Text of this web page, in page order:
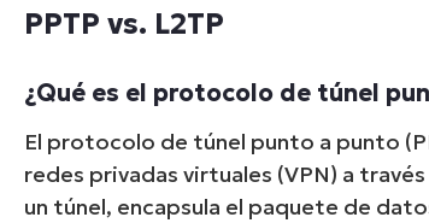
PPTP vs. L2TP
¿Qué es el protocolo de túnel
El protocolo de túnel punto a punto
redes privadas virtuales (VPN) a
un túnel, encapsula el paquete de